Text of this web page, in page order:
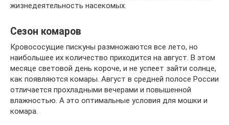
жизнедеятельность насекомых.
Сезон комаров
Кровососущие пискуны размножаются все лето, но
наибольшее их количество приходится на август. В этом
месяце световой день короче, и не успеет зайти солнце,
как появляются комары. Август в средней полосе России
отличается прохладными вечерами и повышенной
влажностью. А это оптимальные условия для мошки и
комара.